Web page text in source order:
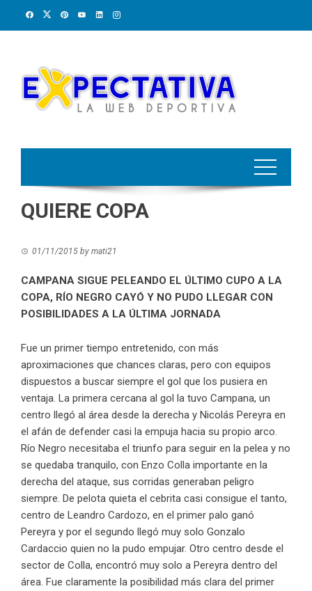
QUIERE COPA
01/11/2015 by mati21
CAMPANA SIGUE PELEANDO EL ÚLTIMO CUPO A LA
COPA, RÍO NEGRO CAYÓ Y NO PUDO LLEGAR CON
POSIBILIDADES A LA ÚLTIMA JORNADA
Fue un primer tiempo entretenido, con más
aproximaciones que chances claras, pero con equipos
dispuestos a buscar siempre el gol que los pusiera en
ventaja. La primera cercana al gol la tuvo Campana, un
centro llegó al área desde la derecha y Nicolás Pereyra en
el afán de defender casi la empuja hacia su propio arco.
Río Negro necesitaba el triunfo para seguir en la pelea y no
se quedaba tranquilo, con Enzo Colla importante en la
derecha del ataque, sus corridas generaban peligro
siempre. De pelota quieta el cebrita casi consigue el tanto,
centro de Leandro Cardozo, en el primer palo ganó
Pereyra y por el segundo llegó muy solo Gonzalo
Cardaccio quien no la pudo empujar. Otro centro desde el
sector de Colla, encontró muy solo a Pereyra dentro del
área. Fue claramente la posibilidad más clara del primer